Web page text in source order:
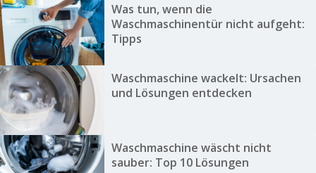
Was tun, wenn die
Waschmaschinentür nicht aufgeht:
Tipps
Waschmaschine wackelt: Ursachen
und Lösungen entdecken
Waschmaschine wäscht nicht
sauber: Top 10 Lösungen